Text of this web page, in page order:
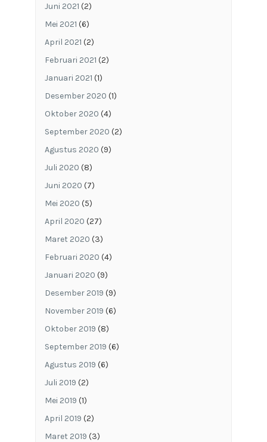
Juni 2021 (2)
Mei 2021 (6)
April 2021 (2)
Februari 2021 (2)
Januari 2021 (1)
Desember 2020 (1)
Oktober 2020 (4)
September 2020 (2)
Agustus 2020 (9)
Juli 2020 (8)
Juni 2020 (7)
Mei 2020 (5)
April 2020 (27)
Maret 2020 (3)
Februari 2020 (4)
Januari 2020 (9)
Desember 2019 (9)
November 2019 (6)
Oktober 2019 (8)
September 2019 (6)
Agustus 2019 (6)
Juli 2019 (2)
Mei 2019 (1)
April 2019 (2)
Maret 2019 (3)